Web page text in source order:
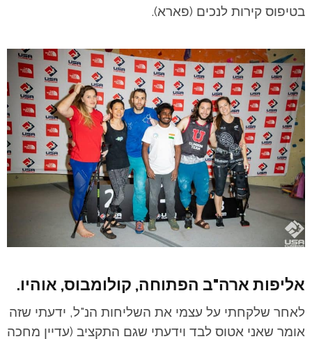
בטיפוס קירות לנכים (פארא).
אליפות ארה"ב הפתוחה, קולומבוס, אוהיו.
לאחר שלקחתי על עצמי את השליחות הנ"ל, ידעתי שזה
אומר שאני אטוס לבד וידעתי שגם התקציב (עדיין מחכה